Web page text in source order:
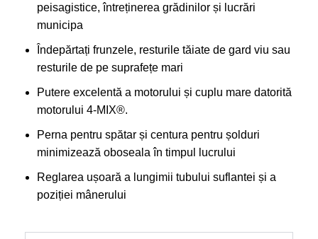
peisagistice, întreținerea grădinilor și lucrări
municipa
Îndepărtați frunzele, resturile tăiate de gard viu sau
resturile de pe suprafețe mari
Putere excelentă a motorului și cuplu mare datorită
motorului 4-MIX®.
Perna pentru spătar și centura pentru șolduri
minimizează oboseala în timpul lucrului
Reglarea ușoară a lungimii tubului suflantei și a
poziției mânerului